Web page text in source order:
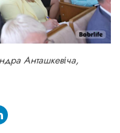
Анташкевіча,